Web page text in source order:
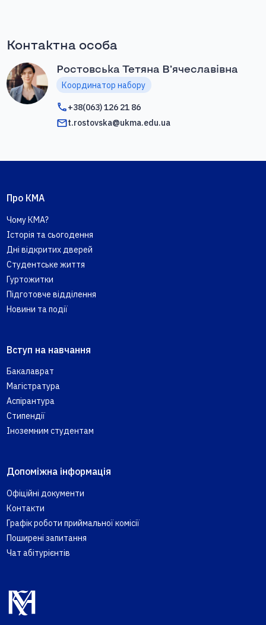
Контактна особа
Ростовська Тетяна В’ячеславівна
Координатор набору
+38(063) 126 21 86
t.rostovska@ukma.edu.ua
Про КМА
Чому КМА?
Історія та сьогодення
Дні відкритих дверей
Студентське життя
Гуртожитки
Підготовче відділення
Новини та події
Вступ на навчання
Бакалаврат
Магістратура
Аспірантура
Стипендії
Іноземним студентам
Допоміжна інформація
Офіційні документи
Контакти
Графік роботи приймальної комісії
Поширені запитання
Чат абітурієнтів